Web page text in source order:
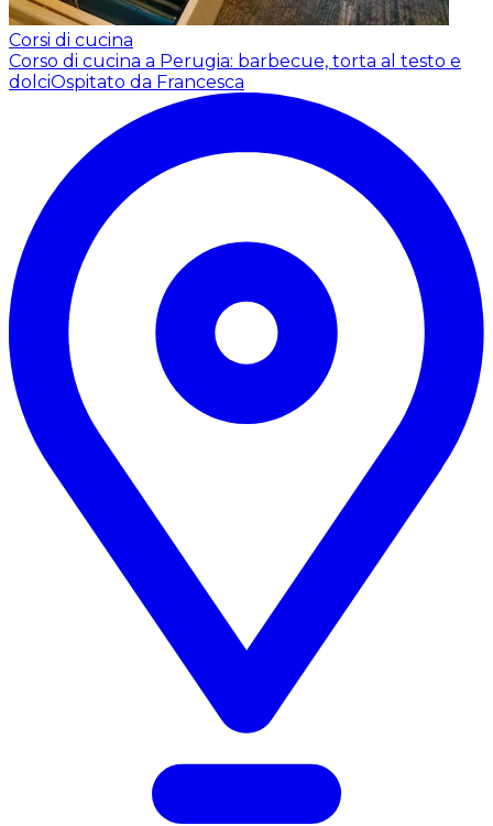
Corsi di cucina
Corso di cucina a Perugia: barbecue, torta al testo e
dolciOspitato da Francesca